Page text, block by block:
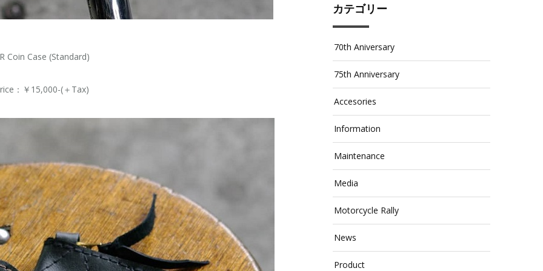
Coin Case (Standard)
：￥15,000-(＋Tax)
カテゴリー
70th Aniversary
75th Anniversary
Accesories
Information
Maintenance
Media
Motorcycle Rally
News
Product